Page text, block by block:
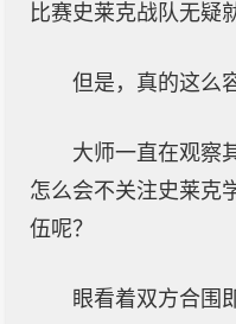
比赛史莱克战队无疑
但是，真的这么
大师一直在观察
怎么会不关注史莱克
伍呢？
眼看着双方合围